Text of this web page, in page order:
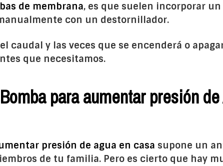
de membrana, es que suelen incorporar un
con un destornillador.
caudal y las veces que se encenderá o
que necesitamos.
para aumentar presión
presión de agua en casa supone un
de tu familia. Pero es cierto que hay